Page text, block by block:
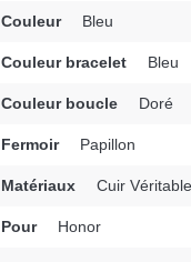
Couleur Bleu
Couleur bracelet Bleu
Couleur boucle Doré
Fermoir Papillon
Matériaux Cuir Véritable
Pour Honor